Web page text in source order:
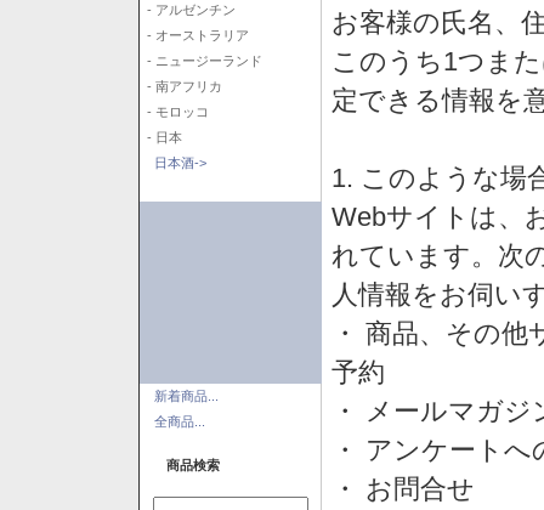
- アルゼンチン
- オーストラリア
- ニュージーランド
- 南アフリカ
- モロッコ
- 日本
日本酒->
新着商品...
全商品...
商品検索
お客様の氏名、
このうち1つま
定できる情報を
1. このような場
Webサイトは、
れています。次
人情報をお伺い
・ 商品、その
予約
・ メールマガ
・ アンケートへ
・ お問合せ